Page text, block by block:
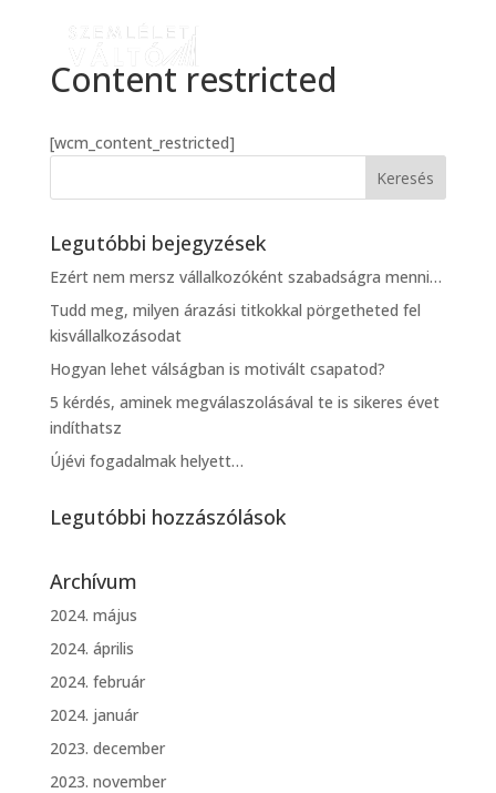
Content restricted
[wcm_content_restricted]
Legutóbbi bejegyzések
Ezért nem mersz vállalkozóként szabadságra menni…
Tudd meg, milyen árazási titkokkal pörgetheted fel
kisvállalkozásodat
Hogyan lehet válságban is motivált csapatod?
5 kérdés, aminek megválaszolásával te is sikeres évet
indíthatsz
Újévi fogadalmak helyett…
Legutóbbi hozzászólások
Archívum
2024. május
2024. április
2024. február
2024. január
2023. december
2023. november